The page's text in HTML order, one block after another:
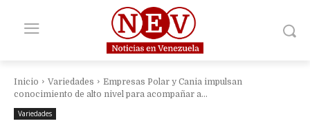
Inicio Variedades
Empresas Polar y Cania impulsan
conocimiento de alto nivel para acompañar a...
Variedades